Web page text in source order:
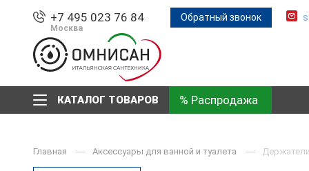
+7 495 023 76 84
Москва
Обратный звонок
КАТАЛОГ ТОВАРОВ % Распродажа
Главная Аксессуары для ванной и туалета